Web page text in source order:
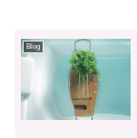
Blog